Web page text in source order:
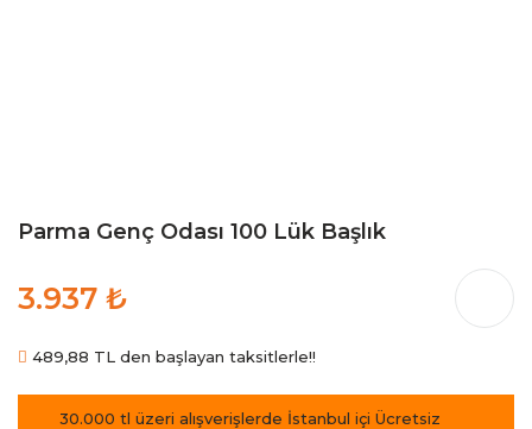
Parma Genç Odası 100 Lük Başlık
3.937 ₺
489,88 TL den başlayan taksitlerle!!
30.000 tl üzeri alışverişlerde İstanbul içi Ücretsiz